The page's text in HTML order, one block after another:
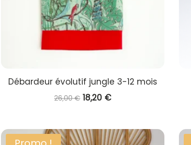
Débardeur évolutif jungle 3-12 mois
26,00€ Le
était :
18,20 €Le
est :